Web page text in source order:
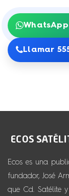
WhatsApp
Llamar
Ecos es una
fundador, José
que Cd. Satélite